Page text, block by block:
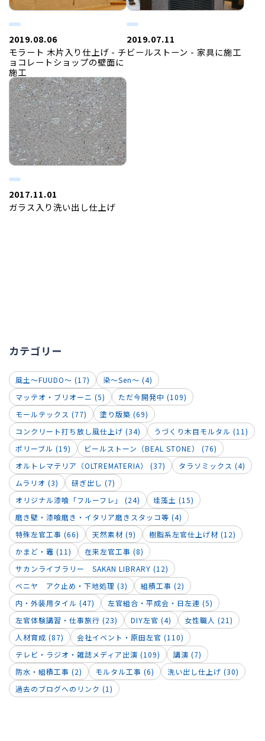
2019.08.06
モラート 木片入り仕上げ - チ
ョコレートショップの壁面に
施工
2019.07.11
ビールストーン - 家具に施工
2017.11.01
ガラス入り洗い出し仕上げ
カテゴリー
風土～FUUDO～ (17)
染～Sen～ (4)
マッテオ・ブリオーニ (5)
ただ今開発中 (109)
モールテックス (77)
塗り版築 (69)
コンクリート打ち放し風仕上げ (34)
うづくり木目モルタル (11)
ポリーブル (19)
ビールストーン（BEAL STONE） (76)
オルトレマテリア（OLTREMATERIA） (37)
タラソミックス (4)
ムラリオ (3)
研ぎ出し (7)
オリジナル漆喰「フルーフレ」 (24)
珪藻土 (15)
磨き壁・漆喰磨き・イタリア磨きスタッコ等 (4)
特殊左官工事 (66)
天然素材 (9)
樹脂系左官仕上げ材 (12)
かまど・竈 (11)
在来左官工事 (8)
サカンライブラリー SAKAN LIBRARY (12)
ベニヤ アク止め・下地処理 (3)
組積工事 (2)
内・外装用タイル (47)
左官組合・平成会・日左連 (5)
左官体験講習・仕事旅行 (23)
DIY左官 (4)
女性職人 (21)
人材育成 (87)
会社イベント・原田左官 (110)
テレビ・ラジオ・雑誌メディア出演 (109)
講演 (7)
防水・組積工事 (2)
モルタル工事 (6)
洗い出し仕上げ (30)
過去のブログへのリンク (1)